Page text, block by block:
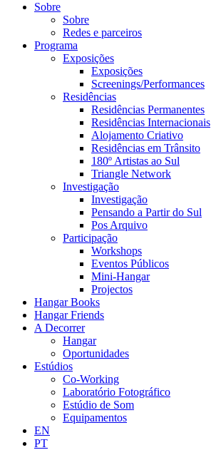
Sobre
Sobre
Redes e parceiros
Programa
Exposições
Exposições
Screenings/Performances
Residências
Residências Permanentes
Residências Internacionais
Alojamento Criativo
Residências em Trânsito
180º Artistas ao Sul
Triangle Network
Investigação
Investigação
Pensando a Partir do Sul
Pos Arquivo
Participação
Workshops
Eventos Públicos
Mini-Hangar
Projectos
Hangar Books
Hangar Friends
A Decorrer
Hangar
Oportunidades
Estúdios
Co-Working
Laboratório Fotográfico
Estúdio de Som
Equipamentos
EN
PT